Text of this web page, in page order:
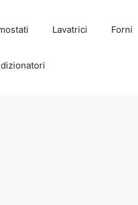
Lavatrici Forni